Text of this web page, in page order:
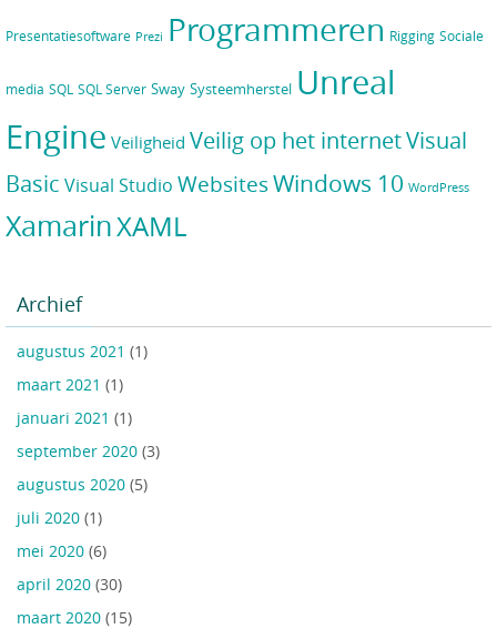
Presentatiesoftware Prezi Programmeren Rigging Sociale
media SQL SQL Server Sway Systeemherstel Unreal
Engine Veiligheid Veilig op het internetVisual
Basic Visual Studio WebsitesWindows 10 WordPress
XamarinXAML
Archief
augustus 2021 (1)
maart 2021 (1)
januari 2021 (1)
september 2020 (3)
augustus 2020 (5)
juli 2020 (1)
mei 2020 (6)
april 2020 (30)
maart 2020 (15)